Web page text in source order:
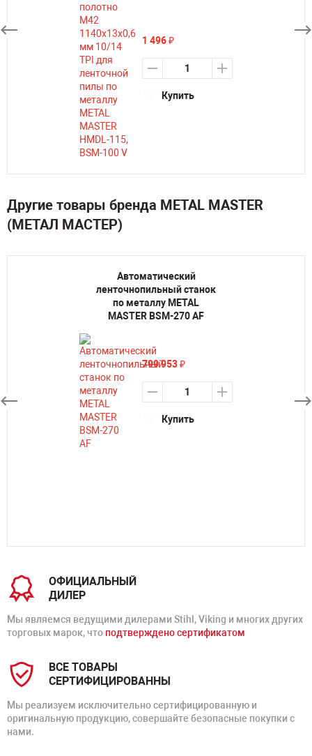
1 496₽
Купить
Другие товары бренда METAL MASTER
(МЕТАЛ МАСТЕР)
Автоматический
ленточнопильный станок
по металлу METAL
MASTER BSM-270 AF
799 953₽
Купить
ОФИЦИАЛЬНЫЙ
ДИЛЕР
Мы являемся ведущими дилерами Stihl, Viking и многих других
торговых марок, что подтверждено сертификатом
ВСЕ ТОВАРЫ
СЕРТИФИЦИРОВАННЫ
Мы реализуем исключительно сертифицированную и
оригинальную продукцию, совершайте безопасные покупки с
нами.